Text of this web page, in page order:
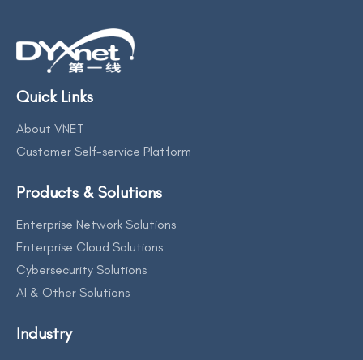
Quick Links
About VNET
Customer Self-service Platform
Products & Solutions
Enterprise Network Solutions
Enterprise Cloud Solutions
Cybersecurity Solutions
AI & Other Solutions
Industry